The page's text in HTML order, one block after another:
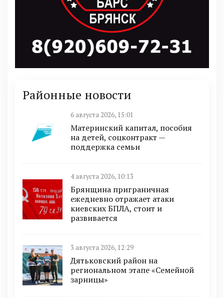
Районные новости
6 августа 2026, 15:01
Материнский капитал, пособия
на детей, соцконтракт —
поддержка семьи
4 августа 2026, 10:13
Брянщина приграничная
ежедневно отражает атаки
киевских БПЛА, стоит и
развивается
3 августа 2026, 12:29
Дятьковский район на
региональном этапе «Семейной
зарницы»